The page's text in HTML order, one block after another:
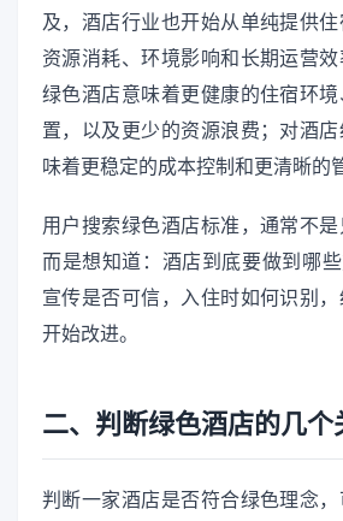
及，酒店行业也开始从单纯提供
资源消耗、环境影响和长期运营效
绿色酒店意味着更健康的住宿环
置，以及更少的资源浪费；对酒
味着更稳定的成本控制和更清晰的
用户搜索绿色酒店标准，通常不是
而是想知道：酒店到底要做到哪些
宣传是否可信，入住时如何识别
开始改进。
二、判断绿色酒店的几个
判断一家酒店是否符合绿色理念